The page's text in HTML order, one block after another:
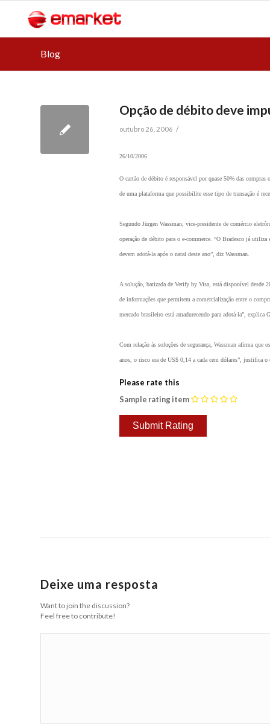
Blog
Opção de débito deve
outubro 26, 2006 /
26/10/2006
O cartão de débito é responsável por quase 50% das
de uma plataforma que possibilite esse tipo de transação é
Segundo Jürgen Wassman, vice-presidente de comércio
operação de débito para o e-commerce. “O Bradesco já
devem adotá-la após o natal deste ano”, diz Wassman.
A solução, batizada de Verify by Visa, está disponível desde
de informações que permitem a comercialização entre o
mercado brasileiro está amadurecendo para adotá-la”,
Com relação às soluções de segurança, Wassman afirma
anos, o risco era de US$ 0,14 a cada cem dólares”, justifica o
Please rate this
Sample rating item
Deixe uma resposta
Want to join the discussion?
Feel free to contribute!